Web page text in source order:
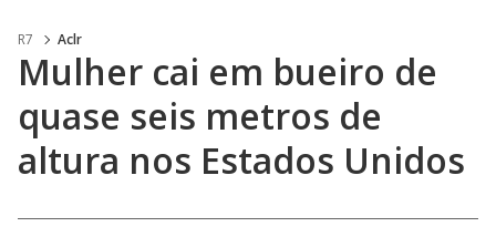
R7 Aclr
Mulher cai em bueiro de
quase seis metros de
altura nos Estados Unidos